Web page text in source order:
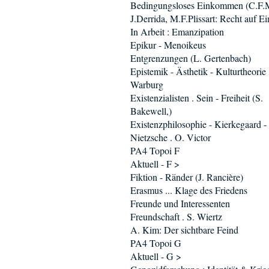
Bedingungsloses Einkommen
J.Derrida, M.F.Plissart: Recht auf
In Arbeit : Emanzipation
Epikur - Menoikeus
Entgrenzungen (L. Gertenbach)
Epistemik - Ästhetik - Kulturtheorie
Warburg
Existenzialisten . Sein - Freiheit (S.
Bakewell,)
Existenzphilosophie - Kierkegaard -
Nietzsche . O. Victor
PA4 Topoi F
Aktuell - F >
Fiktion - Ränder (J. Rancière)
Erasmus ... Klage des Friedens
Freunde und Interessenten
Freundschaft . S. Wiertz
A. Kim: Der sichtbare Feind
PA4 Topoi G
Aktuell - G >